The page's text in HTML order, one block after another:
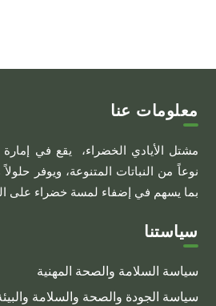
معلومات عنا
نوعاً من النباتات المتنوعة، ويوفر
بما يسهم في إضفاء لمسة خضراء على
سياستنا
سياسة السلامة والصحة المهنية
سياسة الجودة والصحة والسلامة